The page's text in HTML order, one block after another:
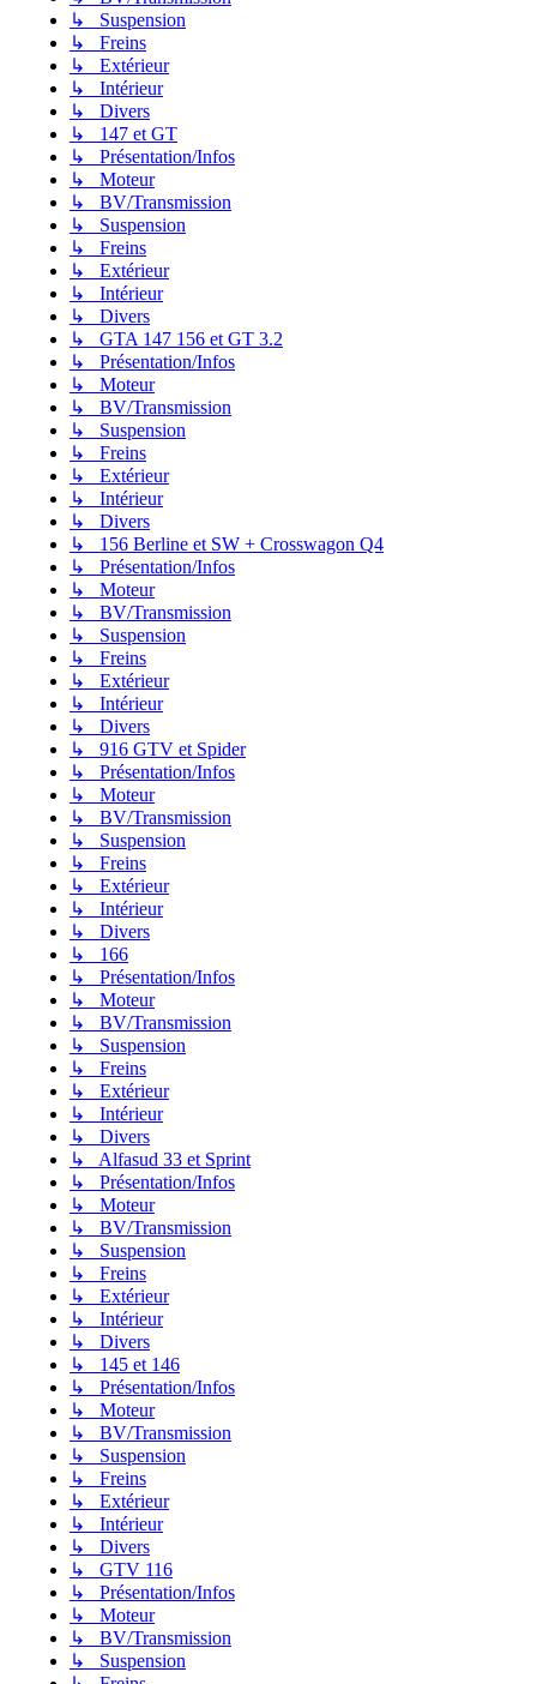
↳ Suspension
↳ Freins
↳ Extérieur
↳ Intérieur
↳ Divers
↳ 147 et GT
↳ Présentation/Infos
↳ Moteur
↳ BV/Transmission
↳ Suspension
↳ Freins
↳ Extérieur
↳ Intérieur
↳ Divers
↳ GTA 147 156 et GT 3.2
↳ Présentation/Infos
↳ Moteur
↳ BV/Transmission
↳ Suspension
↳ Freins
↳ Extérieur
↳ Intérieur
↳ Divers
↳ 156 Berline et SW + Crosswagon Q4
↳ Présentation/Infos
↳ Moteur
↳ BV/Transmission
↳ Suspension
↳ Freins
↳ Extérieur
↳ Intérieur
↳ Divers
↳ 916 GTV et Spider
↳ Présentation/Infos
↳ Moteur
↳ BV/Transmission
↳ Suspension
↳ Freins
↳ Extérieur
↳ Intérieur
↳ Divers
↳ 166
↳ Présentation/Infos
↳ Moteur
↳ BV/Transmission
↳ Suspension
↳ Freins
↳ Extérieur
↳ Intérieur
↳ Divers
↳ Alfasud 33 et Sprint
↳ Présentation/Infos
↳ Moteur
↳ BV/Transmission
↳ Suspension
↳ Freins
↳ Extérieur
↳ Intérieur
↳ Divers
↳ 145 et 146
↳ Présentation/Infos
↳ Moteur
↳ BV/Transmission
↳ Suspension
↳ Freins
↳ Extérieur
↳ Intérieur
↳ Divers
↳ GTV 116
↳ Présentation/Infos
↳ Moteur
↳ BV/Transmission
↳ Suspension